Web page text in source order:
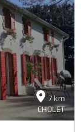
7 km
CHOLET